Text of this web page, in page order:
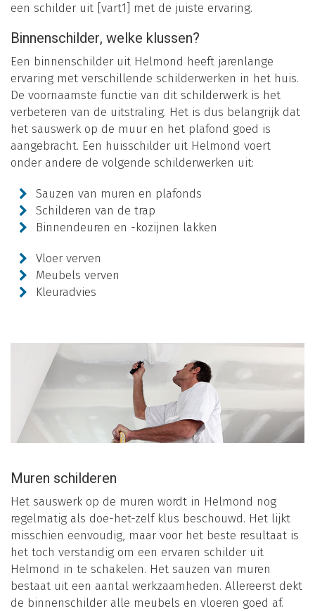
een schilder uit [vart1] met de juiste ervaring.
Binnenschilder, welke klussen?
Een binnenschilder uit Helmond heeft jarenlange
ervaring met verschillende schilderwerken in het huis.
De voornaamste functie van dit schilderwerk is het
verbeteren van de uitstraling. Het is dus belangrijk dat
het sauswerk op de muur en het plafond goed is
aangebracht. Een huisschilder uit Helmond voert
onder andere de volgende schilderwerken uit:
Sauzen van muren en plafonds
Schilderen van de trap
Binnendeuren en -kozijnen lakken
Vloer verven
Meubels verven
Kleuradvies
Muren schilderen
Het sauswerk op de muren wordt in Helmond nog
regelmatig als doe-het-zelf klus beschouwd. Het lijkt
misschien eenvoudig, maar voor het beste resultaat is
het toch verstandig om een ervaren schilder uit
Helmond in te schakelen. Het sauzen van muren
bestaat uit een aantal werkzaamheden. Allereerst dekt
de binnenschilder alle meubels en vloeren goed af.